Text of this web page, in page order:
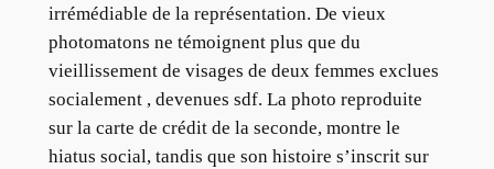
irrémédiable de la représentation. De vieux
photomatons ne témoignent plus que du
vieillissement de visages de deux femmes exclues
socialement , devenues sdf. La photo reproduite
sur la carte de crédit de la seconde, montre le
hiatus social, tandis que son histoire s’inscrit sur